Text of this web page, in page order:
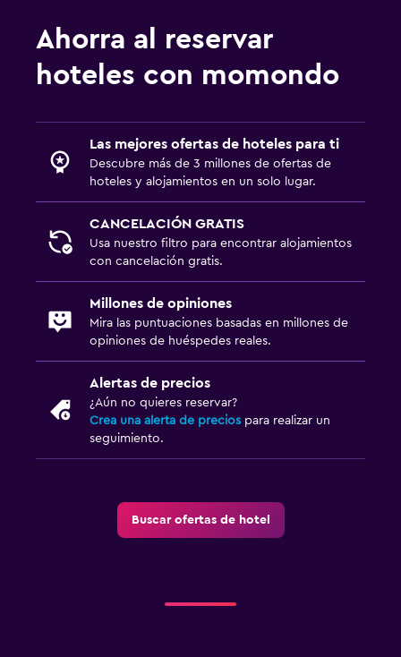
Ahorra al reservar
hoteles con momondo
Las mejores ofertas de hoteles para ti
Descubre más de 3 millones de ofertas de
hoteles y alojamientos en un solo lugar.
CANCELACIÓN GRATIS
Usa nuestro filtro para encontrar alojamientos
con cancelación gratis.
Millones de opiniones
Mira las puntuaciones basadas en millones de
opiniones de huéspedes reales.
Alertas de precios
¿Aún no quieres reservar?
Crea una alerta de precios para realizar un
seguimiento.
Buscar ofertas de hotel